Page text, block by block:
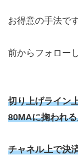
お得意の手法です
前からフォロー
切り上げライン
80MAに掬われ
チャネル上で決